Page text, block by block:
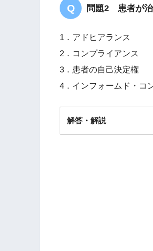
問題2 患者が治
1．アドヒアランス
2．コンプライアンス
3．患者の自己決定権
4．インフォームド・コ
解答・解説